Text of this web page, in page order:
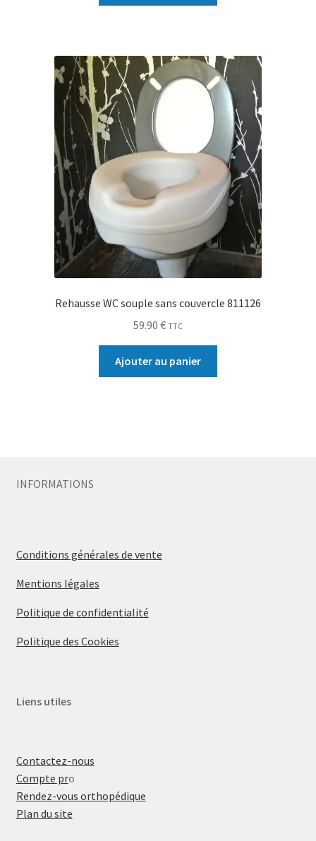
Rehausse WC souple sans couvercle 811126
59.90 € TTC
Ajouter au panier
INFORMATIONS
Conditions générales de vente
Mentions légales
Politique de confidentialité
Politique des Cookies
Liens utiles
Contactez-nous
Compte pro
Rendez-vous orthopédique
Plan du site